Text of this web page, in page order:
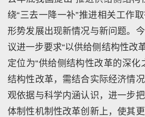
绕“三去一降一补”推进相关工作
形势发展出现新情况与新问题。
议进一步要求“以供给侧结构性改
定位为“供给侧结构性改革的深化
结构性改革，需结合实际经济情
观依据与科学内涵认识，进一步
体制性机制性改革创新上，使其